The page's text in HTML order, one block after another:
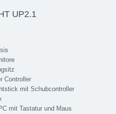
UP2.1
Controller
mit Schubcontroller
mit Tastatur und Maus